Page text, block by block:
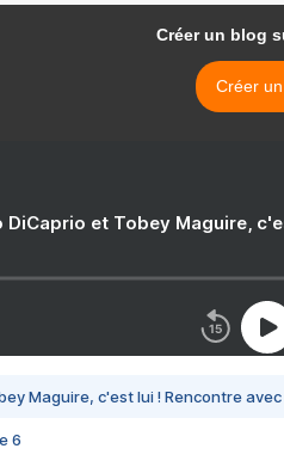
Créer un blog
Créer
DiCaprio et Tobey Maguire,
Maguire, c'est lui ! Rencontre
6